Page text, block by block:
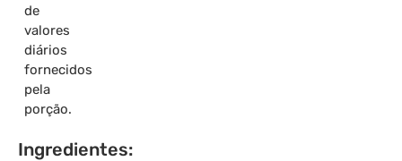
de
valores
diários
fornecidos
pela
porção.
Ingredientes: